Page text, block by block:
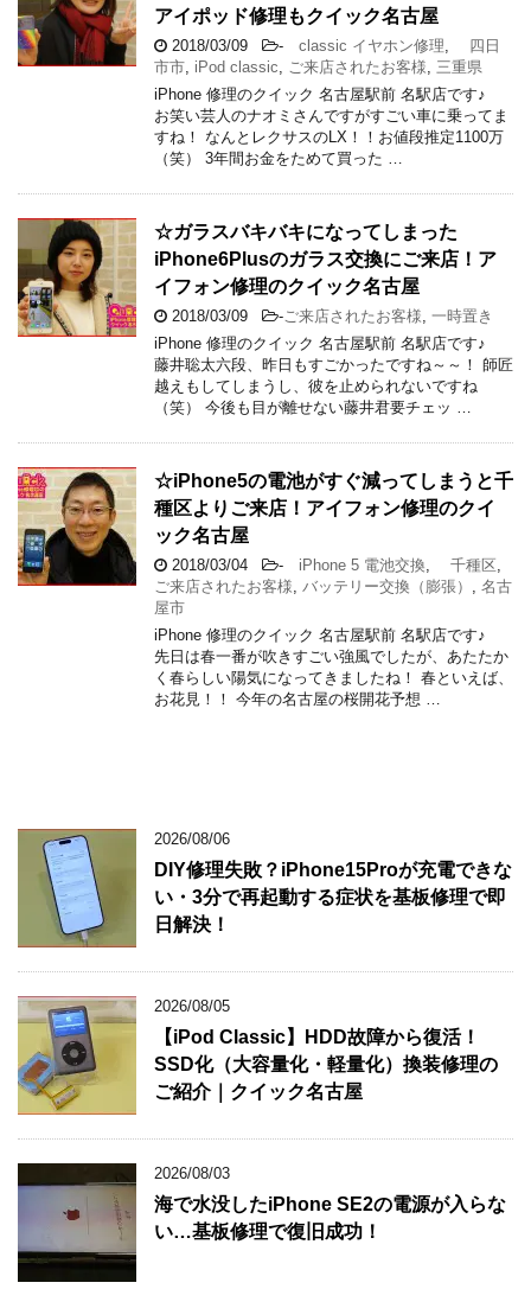
アイポッド修理もクイック名古屋
2018/03/09 - classic イヤホン修理
四日
市市 iPod classic ご来店されたお客様
三重県
iPhone 修理のクイック 名古屋駅前 名駅店です♪
お笑い芸人のナオミさんですがすごい車に乗ってま
すね！ なんとレクサスのLX！！お値段推定1100万
（笑） 3年間お金をためて買った …
☆ガラスバキバキになってしまった
iPhone6Plusのガラス交換にご来店！ア
イフォン修理のクイック名古屋
2018/03/09 - ご来店されたお客様 一時置き
iPhone 修理のクイック 名古屋駅前 名駅店です♪
藤井聡太六段、昨日もすごかったですね～～！ 師匠
越えもしてしまうし、彼を止められないですね
（笑） 今後も目が離せない藤井君要チェッ …
☆iPhone5の電池がすぐ減ってしまうと千
種区よりご来店！アイフォン修理のクイ
ック名古屋
2018/03/04 - iPhone 5 電池交換 千種区
ご来店されたお客様
バッテリー交換（膨張）
名古
屋市
iPhone 修理のクイック 名古屋駅前 名駅店です♪
先日は春一番が吹きすごい強風でしたが、あたたか
く春らしい陽気になってきましたね！ 春といえば、
お花見！！ 今年の名古屋の桜開花予想 …
2026/08/06
DIY修理失敗？iPhone15Proが充電できな
い・3分で再起動する症状を基板修理で即
日解決！
2026/08/05
【iPod Classic】HDD故障から復活！
SSD化（大容量化・軽量化）換装修理の
ご紹介｜クイック名古屋
2026/08/03
海で水没したiPhone SE2の電源が入らな
い…基板修理で復旧成功！